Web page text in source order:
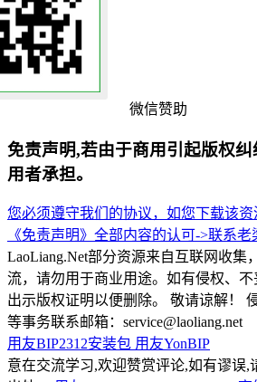
微信赞助
免责声明,若由于商用引起版权
用者承担。
您必须遵守我们的协议，如您下载该
《免责声明》全部内容的认可->联系老
LaoLiang.Net部分资源来自互联网收集
流，请勿用于商业用途。如有侵权、
出示版权证明以便删除。 敬请谅解！
等事务联系邮箱：service@laoliang.net
用友BIP2312安装包 用友YonBIP
意在交流学习,欢迎赞赏评论,如有谬误,